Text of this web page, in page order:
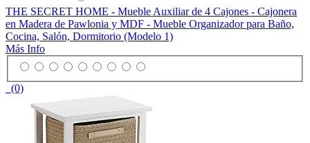
THE SECRET HOME - Mueble Auxiliar de 4 Cajones - Cajonera
en Madera de Pawlonia y MDF - Mueble Organizador para Baño,
Cocina, Salón, Dormitorio (Modelo 1)
Más Info
(0)